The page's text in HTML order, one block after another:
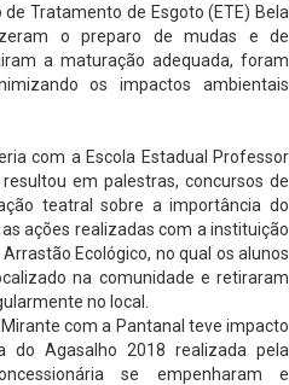
Tratamento de Esgoto (ETE) Bela
o preparo de mudas e de
a maturação adequada, foram
os impactos ambientais
com a Escola Estadual Professor
em palestras, concursos de
teatral sobre a importância do
ações realizadas com a instituição
Ecológico, no qual os alunos
na comunidade e retiraram
no local.
com a Pantanal teve impacto
do Agasalho 2018 realizada pela
se empenharam e